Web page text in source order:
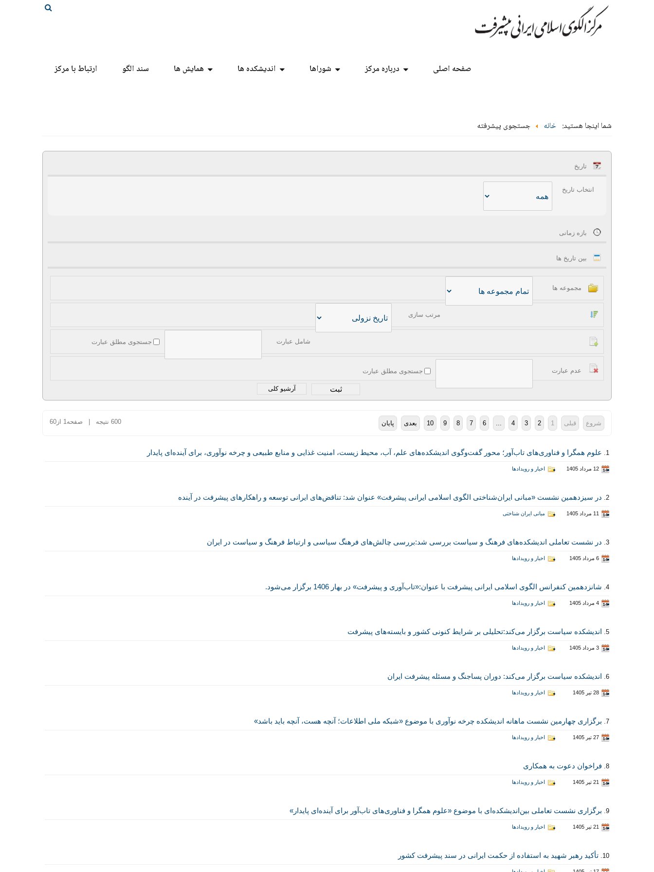
صفحه اصلی درباره مرکز شوراها اندیشکده ها همایش ها سند الگو ارتباط با مرکز
شما اینجا هستید: خانه جستجوی پیشرفته
تاریخ
انتخاب تاریخ
بازه زمانی
بین تاریخ ها
مجموعه ها
مرتب سازی
شامل عبارت جستجوی مطلق عبارت
عدم عبارت جستجوی مطلق عبارت
آرشیو کلی
شروع قبلی 1
2
3
4
6
7
8
9
10 بعدی پایان 600 نتیجه | صفحه1 از60
1. علوم همگرا و فناوری‌های تاب‌آور؛ محور گفت‌وگوی اندیشکده‌های علم، آب، محیط‌ زیست، امنیت غذایی و منابع طبیعی و چرخه نوآوری، برای آینده‌ای پایدار
12 مرداد 1405 اخبار و رویدادها
2. در سیزدهمین نشست «مبانی ایران‌شناختی الگوی اسلامی ایرانی پیشرفت» عنوان شد: تناقض‌های ایرانی توسعه و راهکارهای پیشرفت در آینده
11 مرداد 1405 مبانی ایران شناختی
3. در نشست تعاملی اندیشکده‌های فرهنگ و سیاست بررسی شد:بررسی چالش‌های فرهنگ سیاسی و ارتباط فرهنگ و سیاست در ایران
6 مرداد 1405 اخبار و رویدادها
4. شانزدهمین کنفرانس الگوی اسلامی ایرانی پیشرفت با عنوان:«تاب‌آوری و پیشرفت» در بهار 1406 برگزار می‌شود.
4 مرداد 1405 اخبار و رویدادها
5. اندیشکده سیاست برگزار می‌کند:تحلیلی بر شرایط کنونی کشور و بایسته‌های پیشرفت
3 مرداد 1405 اخبار و رویدادها
6. اندیشکده سیاست برگزار می‌کند: دوران پساجنگ و مسئله پیشرفت ایران
28 تیر 1405 اخبار و رویدادها
7. برگزاری چهارمین نشست ماهانه اندیشکده چرخه نوآوری با موضوع «شبکه ملی اطلاعات؛ آنچه هست، آنچه باید باشد»
27 تیر 1405 اخبار و رویدادها
8. فراخوان دعوت به همکاری
21 تیر 1405 اخبار و رویدادها
9. برگزاری نشست تعاملی بین‌اندیشکده‌ای با موضوع «علوم همگرا و فناوری‌های تاب‌آور برای آینده‌ای پایدار»
21 تیر 1405 اخبار و رویدادها
10. تأکید رهبر شهید به استفاده از حکمت ایرانی در سند پیشرفت کشور